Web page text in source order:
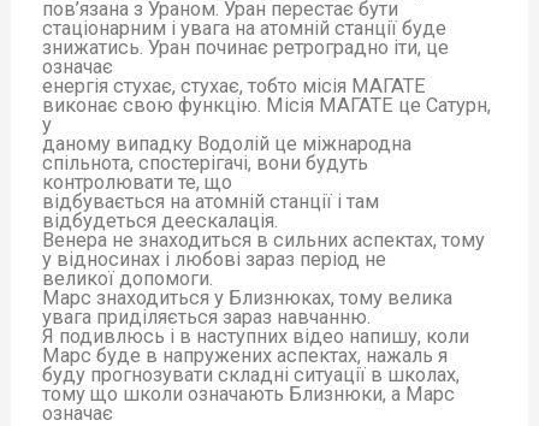
пов’язана з Ураном. Уран перестає бути
стаціонарним і увага на атомній станції буде
знижатись. Уран починає ретроградно іти, це
означає
енергія стухає, стухає, тобто місія МАГАТЕ
виконає свою функцію. Місія МАГАТЕ це Сатурн,
у
даному випадку Водолій це міжнародна
спільнота, спостерігачі, вони будуть
контролювати те, що
відбувається на атомній станції і там
відбудеться деескалація.
Венера не знаходиться в сильних аспектах, тому
у відносинах і любові зараз період не
великої допомоги.
Марс знаходиться у Близнюках, тому велика
увага приділяється зараз навчанню.
Я подивлюсь і в наступних відео напишу, коли
Марс буде в напружених аспектах, нажаль я
буду прогнозувати складні ситуації в школах,
тому що школи означають Близнюки, а Марс
означає